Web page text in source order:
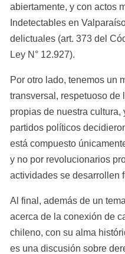
abiertamente, y con actos
Indetectables en
delictuales (art. 373 del
Ley N° 12.927).
Por otro lado, tenemos un
transversal, respetuoso de
propias de nuestra cultura,
partidos políticos
está compuesto
y no por revolucionarios
actividades se desarrollen
Al final, además de un
acerca de la conexión de
chileno, con su alma
es una discusión sobre